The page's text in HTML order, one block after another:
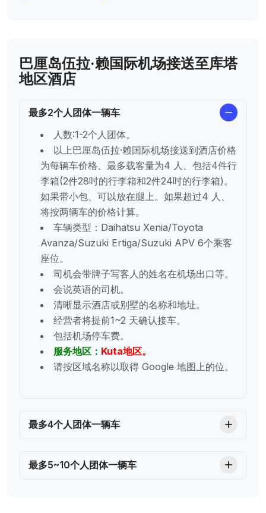
巴厘岛伍拉·赖国际机场接送至库塔
地区酒店
最多2个人团体一辆车
人数:1-2个人团体。
以上巴厘岛伍拉·赖国际机场接送到酒店价格
为每辆车价格、最多载客量为4 人、包括4件行
李箱(2件28吋的行李箱和2件24吋的行李箱)。
如果带小包、可以放在腿上。如果超过4 人、
将按两辆车的价格计算。
车辆类型：Daihatsu Xenia/Toyota
Avanza/Suzuki Ertiga/Suzuki APV 6个乘客
座位。
司机会带牌子写客人的姓名在机场出口等。
会说英语的司机。
清晰显示酒店或别墅的名称和地址。
经营者将提前1~2 天确认接车。
包括机场停车费。
服务地区： Kuta地区。
请按区域名称以取得 Google 地图上的位。
最多4个人团体一辆车
最多5~10个人团体一辆车